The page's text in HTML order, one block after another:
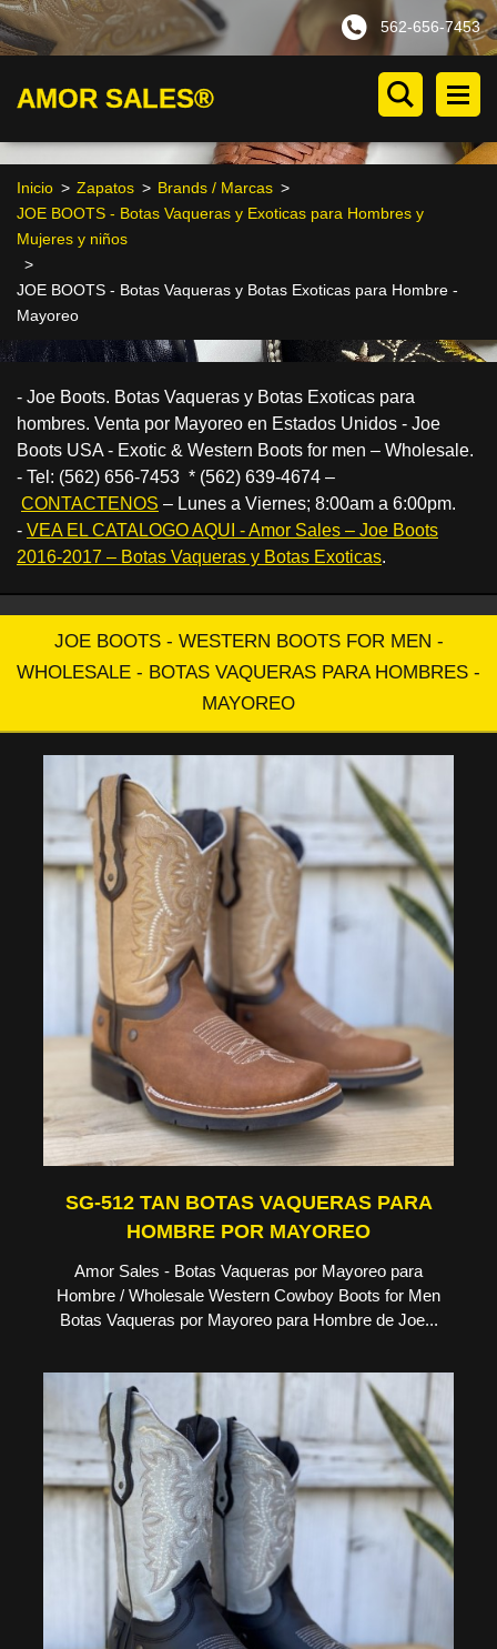
562-656-7453
AMOR SALES®
Inicio > Zapatos > Brands / Marcas >
JOE BOOTS - Botas Vaqueras y Exoticas para Hombres y
Mujeres y niños
>
JOE BOOTS - Botas Vaqueras y Botas Exoticas para Hombre -
Mayoreo
- Joe Boots. Botas Vaqueras y Botas Exoticas para
hombres. Venta por Mayoreo en Estados Unidos - Joe
Boots USA - Exotic & Western Boots for men – Wholesale.
- Tel: (562) 656-7453 * (562) 639-4674 –
CONTACTENOS – Lunes a Viernes; 8:00am a 6:00pm.
- VEA EL CATALOGO AQUI - Amor Sales – Joe Boots
2016-2017 – Botas Vaqueras y Botas Exoticas.
JOE BOOTS - WESTERN BOOTS FOR MEN -
WHOLESALE - BOTAS VAQUERAS PARA HOMBRES -
MAYOREO
SG-512 TAN BOTAS VAQUERAS PARA
HOMBRE POR MAYOREO
Amor Sales - Botas Vaqueras por Mayoreo para
Hombre / Wholesale Western Cowboy Boots for Men
Botas Vaqueras por Mayoreo para Hombre de Joe...